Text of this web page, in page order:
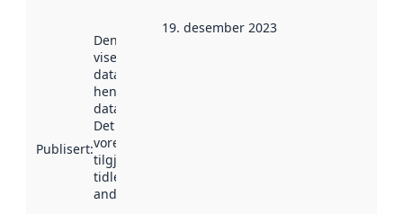
Publisert:
Denne datoen
viser når
datasettet vart
henta inn av
data.norge.no.
Det kan ha
vore
tilgjengeleg
tidlegare
andre stader.
19. desember 2023